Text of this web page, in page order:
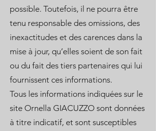
possible. Toutefois, il ne pourra être
tenu responsable des omissions, des
inexactitudes et des carences dans la
mise à jour, qu’elles soient de son fait
ou du fait des tiers partenaires qui lui
fournissent ces informations.
Tous les informations indiquées sur le
site Ornella GIACUZZO sont données
à titre indicatif, et sont susceptibles